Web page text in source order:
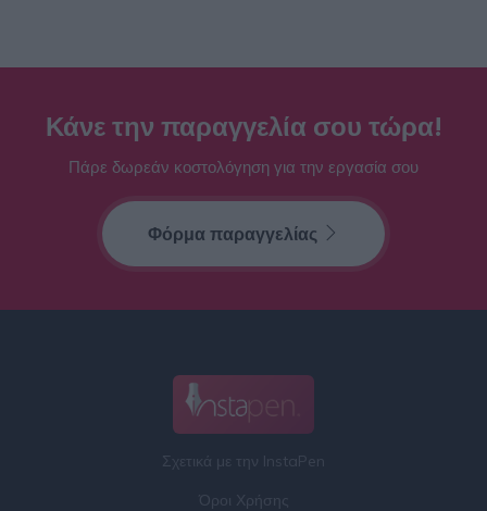
Κάνε την παραγγελία σου τώρα!
Πάρε δωρεάν κοστολόγηση για την εργασία σου
Φόρμα παραγγελίας
Σχετικά με την InstaPen
Όροι Χρήσης